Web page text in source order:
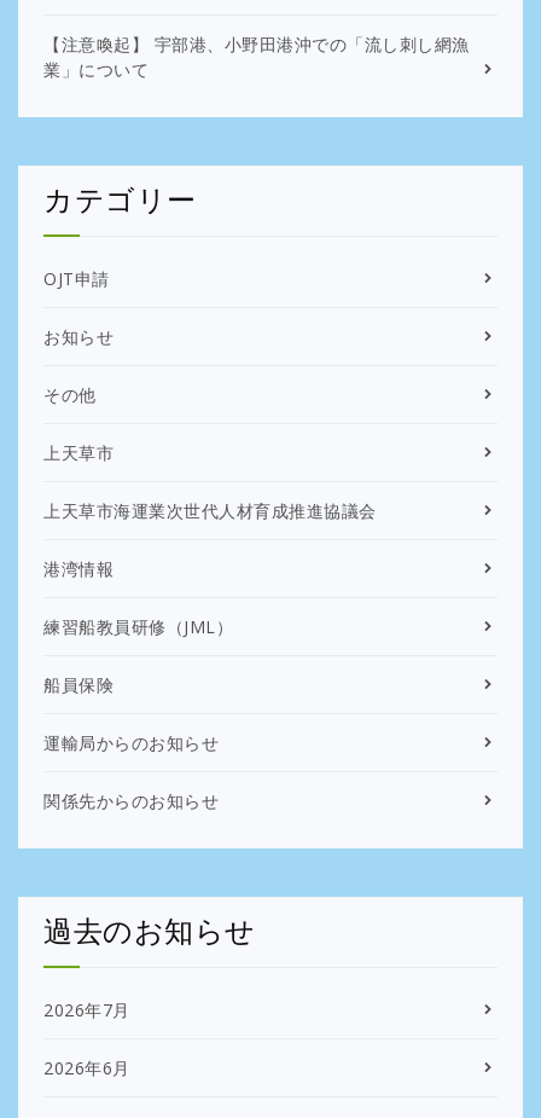
【注意喚起】 宇部港、小野田港沖での「流し刺し網漁
業」について
カテゴリー
OJT申請
お知らせ
その他
上天草市
上天草市海運業次世代人材育成推進協議会
港湾情報
練習船教員研修（JML）
船員保険
運輸局からのお知らせ
関係先からのお知らせ
過去のお知らせ
2026年7月
2026年6月